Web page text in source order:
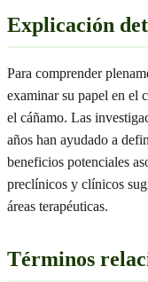
Explicación
Para comprender
examinar su papel en el
el cáñamo. Las
años han ayudado a
beneficios potenciales
preclínicos y clínicos
áreas terapéuticas.
Términos